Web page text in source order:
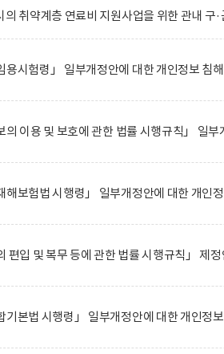
의 취약계층 연료비 지원사업을 위한 관내 구
용시험령」 일부개정안에 대한 개인정보 침
의 이용 및 보호에 관한 법률 시행규칙」 일
해보험법 시행령」 일부개정안에 대한 개인
편입 및 복무 등에 관한 법률 시행규칙」 제
기본법 시행령」 일부개정안에 대한 개인정